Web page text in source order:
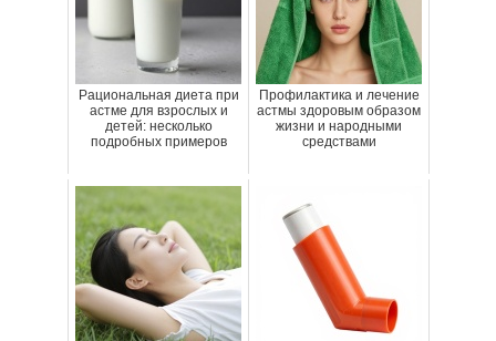
Рациональная диета при
астме для взрослых и
детей: несколько
подробных примеров
Профилактика и лечение
астмы здоровым образом
жизни и народными
средствами